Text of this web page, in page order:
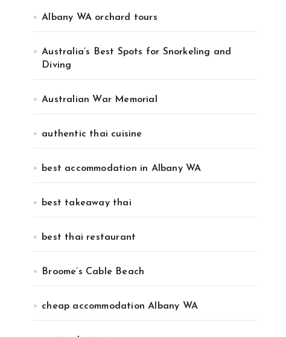
Albany WA orchard tours
Australia’s Best Spots for Snorkeling and
Diving
Australian War Memorial
authentic thai cuisine
best accommodation in Albany WA
best takeaway thai
best thai restaurant
Broome’s Cable Beach
cheap accommodation Albany WA